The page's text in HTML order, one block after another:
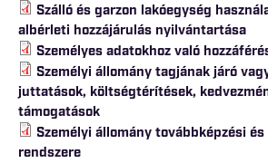
Szálló és garzon lakóegység
albérleti hozzájárulás nyilvántartása
Személyes adatokhoz való
Személyi állomány tagjának járó
juttatások, költségtérítések,
támogatások
Személyi állomány továbbképzési
rendszere